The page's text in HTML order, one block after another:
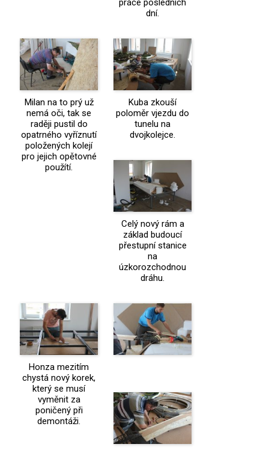
práce posledních
dní.
Milan na to prý už
nemá oči, tak se
raději pustil do
opatrného vyříznutí
položených kolejí
pro jejich opětovné
použítí.
Kuba zkouší
poloměr vjezdu do
tunelu na
dvojkolejce.
Celý nový rám a
základ budoucí
přestupní stanice
na
úzkorozchodnou
dráhu.
Honza mezitím
chystá nový korek,
který se musí
vyměnit za
poničený při
demontáži.